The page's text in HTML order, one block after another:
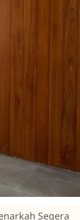
Segera